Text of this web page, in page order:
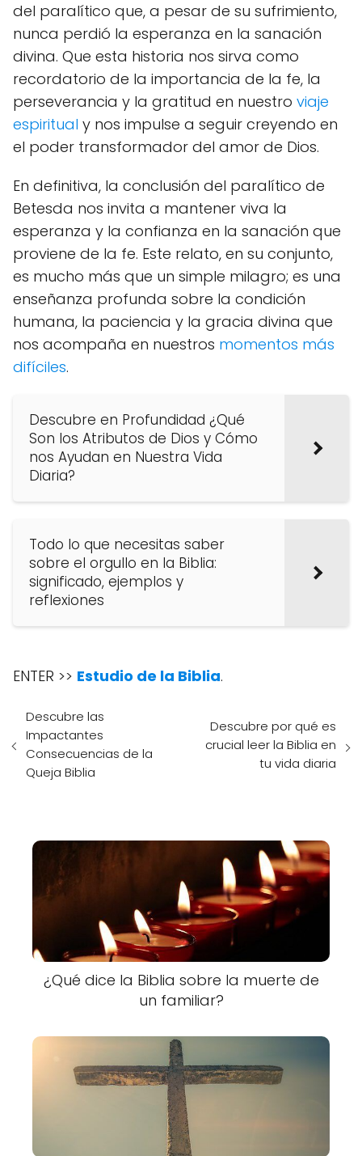
del paralítico que, a pesar de su sufrimiento,
nunca perdió la esperanza en la sanación
divina. Que esta historia nos sirva como
recordatorio de la importancia de la fe, la
perseverancia y la gratitud en nuestro viaje
espiritual y nos impulse a seguir creyendo en
el poder transformador del amor de Dios.
En definitiva, la conclusión del paralítico de
Betesda nos invita a mantener viva la
esperanza y la confianza en la sanación que
proviene de la fe. Este relato, en su conjunto,
es mucho más que un simple milagro; es una
enseñanza profunda sobre la condición
humana, la paciencia y la gracia divina que
nos acompaña en nuestros momentos más
difíciles.
Descubre en Profundidad ¿Qué
Son los Atributos de Dios y Cómo
nos Ayudan en Nuestra Vida
Diaria?
Todo lo que necesitas saber
sobre el orgullo en la Biblia:
significado, ejemplos y
reflexiones
ENTER >> Estudio de la Biblia.
Descubre las
Impactantes
Consecuencias de la
Queja Biblia
Descubre por qué es
crucial leer la Biblia en
tu vida diaria
¿Qué dice la Biblia sobre la muerte de
un familiar?